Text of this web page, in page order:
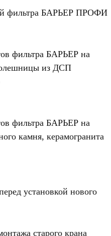
фильтра БАРЬЕР ПРОФИ
фильтра БАРЬЕР на
из ДСП
фильтра БАРЬЕР на
камня, керамогранита
установкой нового
старого крана